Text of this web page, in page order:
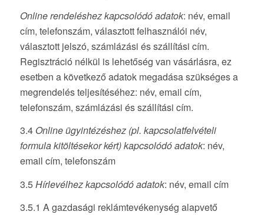
Online rendeléshez kapcsolódó adatok: név, email
cím, telefonszám, választott felhasználói név,
választott jelszó, számlázási és szállítási cím.
Regisztráció nélkül is lehetőség van vásárlásra, ez
esetben a következő adatok megadása szükséges a
megrendelés teljesítéséhez: név, email cím,
telefonszám, számlázási és szállítási cím.
3.4 Online ügyintézéshez (pl. kapcsolatfelvételi
formula kitöltésekor kért) kapcsolódó adatok: név,
email cím, telefonszám
3.5Hírlevélhez kapcsolódó adatok: név, email cím
3.5.1 A gazdasági reklámtevékenység alapvető